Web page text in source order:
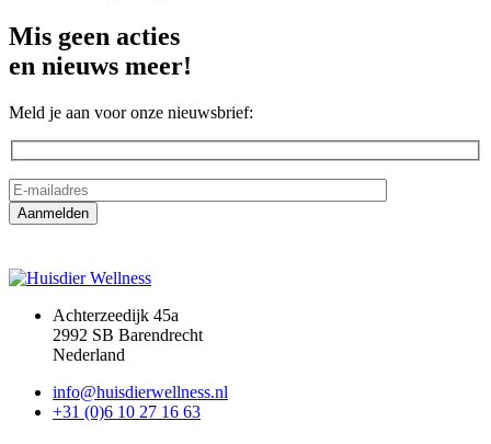
Mis geen acties
en nieuws meer!
Meld je aan voor onze nieuwsbrief:
Achterzeedijk 45a
2992 SB Barendrecht
Nederland
info@huisdierwellness.nl
+31 (0)6 10 27 16 63